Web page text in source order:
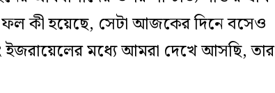
ফল কী হয়েছে, সেটা আজকের দিনে বসেও
ইজরায়েলের মধ্যে আমরা দেখে আসছি, তার